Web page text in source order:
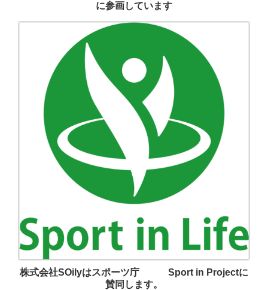
に参画しています
株式会社SOilyはスポーツ庁 Sport in Projectに
賛同します。